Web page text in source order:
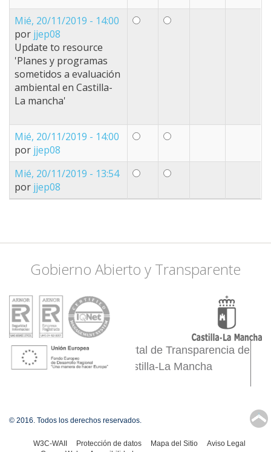
Mié, 20/11/2019 - 14:00
por jjep08
Update to resource
'Planes y programas
sometidos a evaluación
ambiental en Castilla-
La mancha'
Mié, 20/11/2019 - 14:00
por jjep08
Mié, 20/11/2019 - 13:54
por jjep08
Gobierno Abierto y Transparente
Portal de Transparencia de
Castilla-La Mancha
↑
© 2016. Todos los derechos reservados.
W3C-WAII Protección de datos Mapa del Sitio
Aviso Legal